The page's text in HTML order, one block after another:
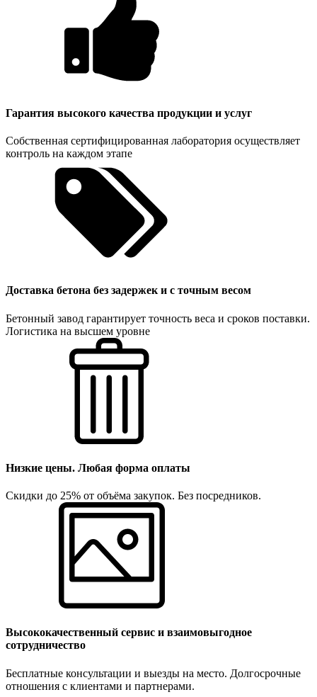
Гарантия высокого качества продукции и услуг
Собственная сертифицированная лаборатория осуществляет
контроль на каждом этапе
Доставка бетона без задержек и с точным весом
Бетонный завод гарантирует точность веса и сроков поставки.
Логистика на высшем уровне
Низкие цены. Любая форма оплаты
Скидки до 25% от объёма закупок. Без посредников.
Высококачественный сервис и взаимовыгодное
сотрудничество
Бесплатные консультации и выезды на место. Долгосрочные
отношения с клиентами и партнерами.